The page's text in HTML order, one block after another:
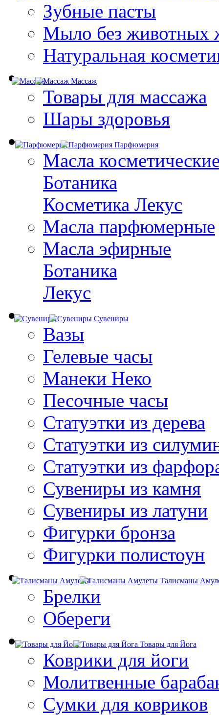
Зубные пасты
Мыло без животных
Натуральная
Массаж
Товары для массажа
Шары здоровья
Парфюмерия
Масла
Ботаника
Косметика Лекус
Масла парфюмерные
Масла эфирные
Ботаника
Лекус
Сувениры
Вазы
Гелевые часы
Манеки Неко
Песочные часы
Статуэтки из дерева
Статуэтки из
Статуэтки из
Сувениры из камня
Сувениры из латуни
Фигурки бронза
Фигурки полистоун
Талисманы
Брелки
Обереги
Товары для Йога
Коврики для йоги
Молитвенные
Сумки для ковриков